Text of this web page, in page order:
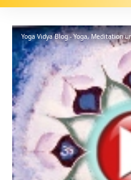
Yoga Vidya Blog - Yoga, Meditation